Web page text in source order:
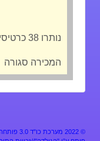
המכירה סגורה
מערכת כו"ד 3.0